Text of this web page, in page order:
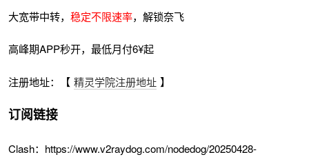
大宽带中转，稳定不限速率，解锁奈飞
高峰期APP秒开，最低月付6¥起
注册地址：【 精灵学院注册地址 】
订阅链接
Clash：https://www.v2raydog.com/nodedog/20250428-